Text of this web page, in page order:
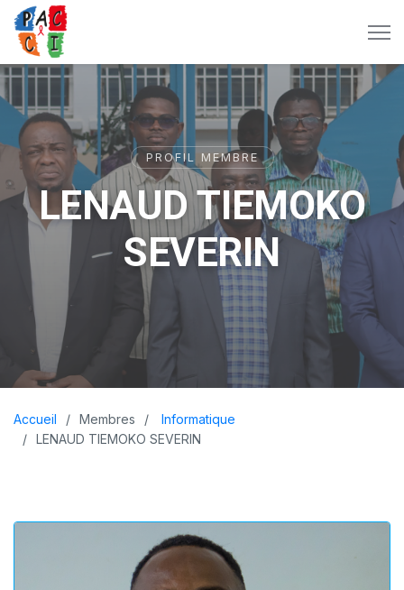
PROFIL MEMBRE
LENAUD TIEMOKO
SEVERIN
Accueil Membres
Informatique
LENAUD TIEMOKO SEVERIN